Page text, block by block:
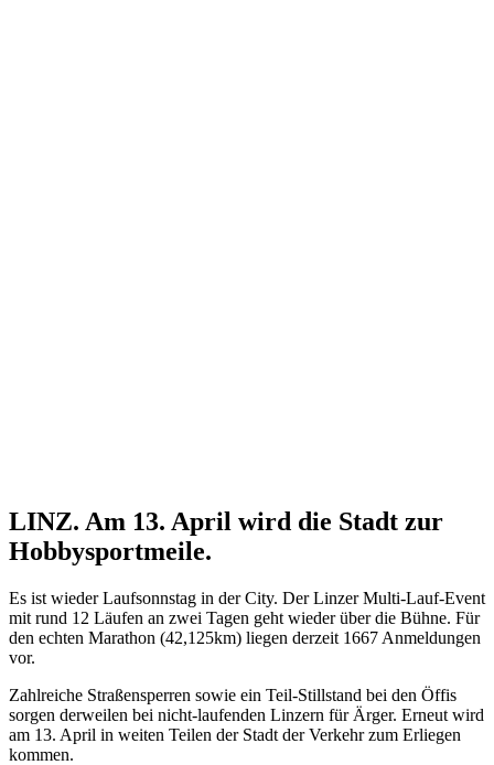
LINZ. Am 13. April wird die Stadt zur
Hobbysportmeile.
Es ist wieder Laufsonnstag in der City. Der Linzer Multi-Lauf-Event
mit rund 12 Läufen an zwei Tagen geht wieder über die Bühne. Für
den echten Marathon (42,125km) liegen derzeit 1667 Anmeldungen
vor.
Zahlreiche Straßensperren sowie ein Teil-Stillstand bei den Öffis
sorgen derweilen bei nicht-laufenden Linzern für Ärger. Erneut wird
am 13. April in weiten Teilen der Stadt der Verkehr zum Erliegen
kommen.